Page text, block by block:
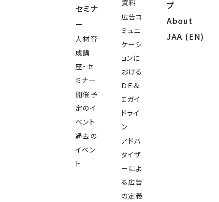
セミナ
ー
人材育
成講
座・セ
ミナー
開催予
定のイ
ベント
過去の
イベン
ト
資料
広告コ
ミュニ
ケーシ
ョンに
おける
ＤＥ＆
Ｉガイ
ドライ
ン
アドバ
タイザ
ーによ
る広告
の定義
プ
About
JAA (EN)